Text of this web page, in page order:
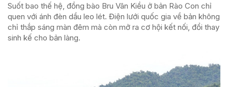
Suốt bao thế hệ, đồng bào Bru Vân Kiều ở bản Rào Con chỉ
quen với ánh đèn dầu leo lét. Điện lưới quốc gia về bản không
chỉ thắp sáng màn đêm mà còn mở ra cơ hội kết nối, đổi thay
sinh kế cho bản làng.